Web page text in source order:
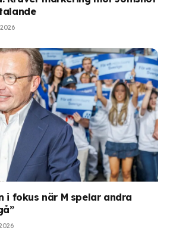
i fokus när M spelar andra